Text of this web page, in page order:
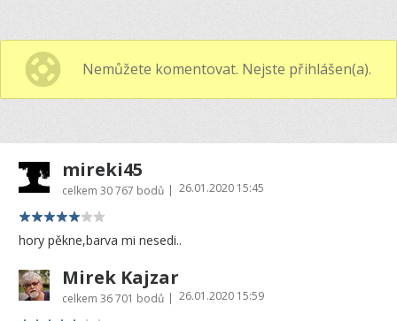
Nemůžete komentovat. Nejste přihlášen(a).
mireki45
celkem 30 767 bodů | 26.01.2020 15:45
hory pěkne,barva mi nesedi..
Mirek Kajzar
celkem 36 701 bodů | 26.01.2020 15:59